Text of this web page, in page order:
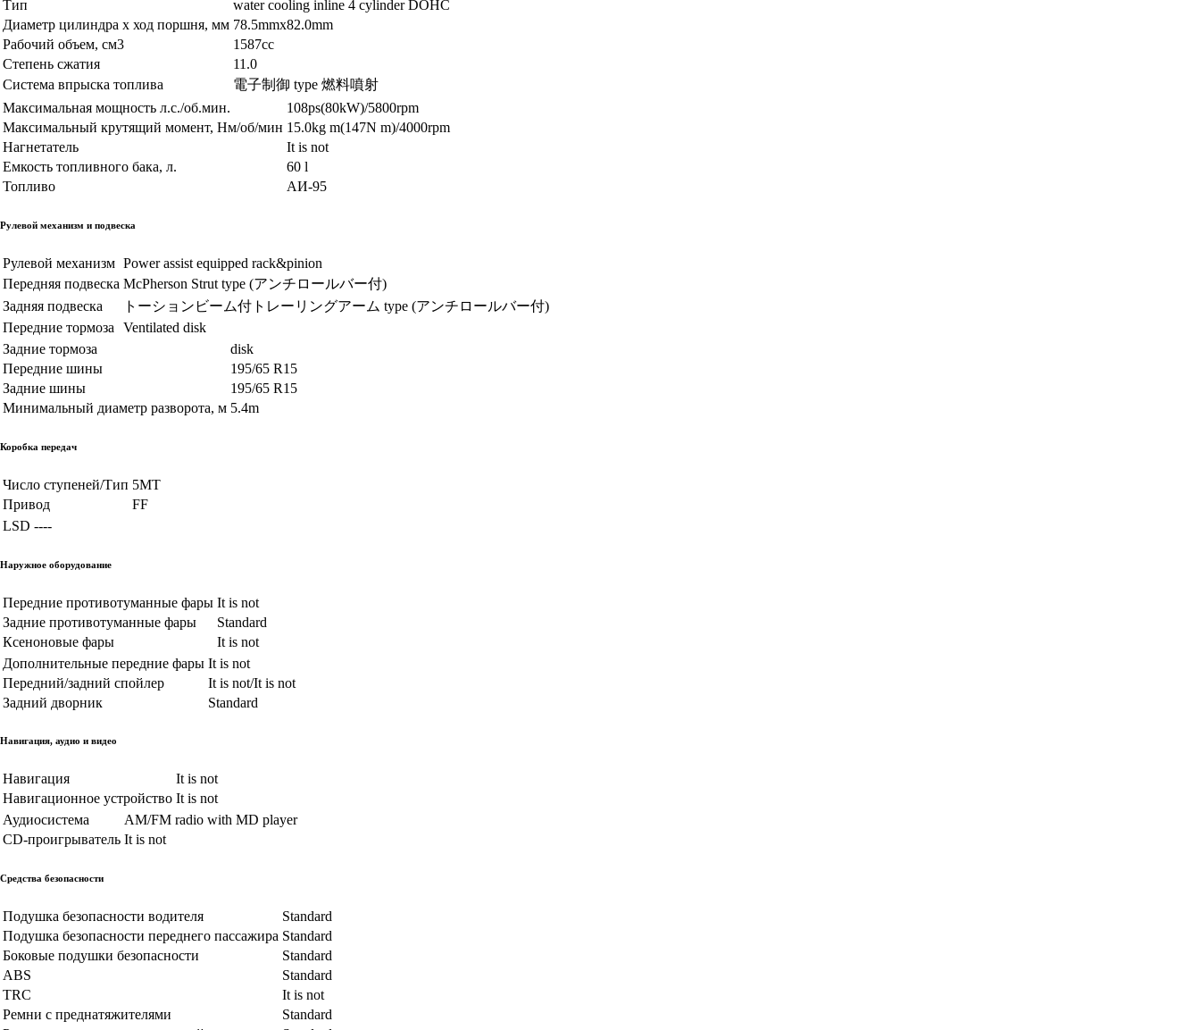
Тип
water cooling inline 4 cylinder DOHC
Диаметр цилиндра х ход поршня, мм 78.5mmx82.0mm
Рабочий объем, см3
1587cc
Степень сжатия
11.0
Система впрыска топлива
電子制御 type 燃料噴射
Максимальная мощность л.с./об.мин.
108ps(80kW)/5800rpm
Максимальный крутящий момент, Нм/об/мин 15.0kg m(147N m)/4000rpm
Нагнетатель
It is not
Емкость топливного бака, л.
60 l
Топливо
AИ-95
Рулевой механизм и подвеска
Рулевой механизм Power assist equipped rack&pinion
Передняя подвеска McPherson Strut type (アンチロールバー付)
Задняя подвеска
トーションビーム付トレーリングアーム type (アンチロールバー付)
Передние тормоза
Ventilated disk
Задние тормоза
disk
Передние шины
195/65 R15
Задние шины
195/65 R15
Минимальный диаметр разворота, м 5.4m
Коробка передач
Число ступеней/Тип 5MT
Привод
FF
LSD ----
Наружное оборудование
Передние противотуманные фары It is not
Задние противотуманные фары
Standard
Ксеноновые фары
It is not
Дополнительные передние фары It is not
Передний/задний спойлер
It is not/It is not
Задний дворник
Standard
Навигация, аудио и видео
Навигация
It is not
Навигационное устройство It is not
Аудиосистема
AM/FM radio with MD player
CD-проигрыватель It is not
Средства безопасности
Подушка безопасности водителя
Standard
Подушка безопасности переднего пассажира Standard
Боковые подушки безопасности
Standard
ABS
Standard
TRC
It is not
Ремни с преднатяжителями
Standard